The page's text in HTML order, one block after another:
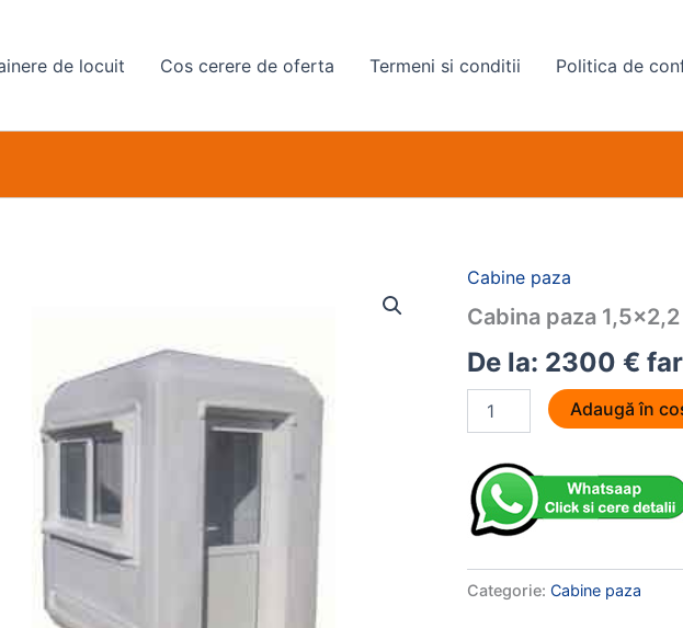
de locuit Cos cerere de oferta Termeni si conditii Politica de
Cabine paza
Cabina paza
De la: 2300€
Cabina
1,5x2,2
metri
K1522
Adaugă în
Categorie:Cabine paza